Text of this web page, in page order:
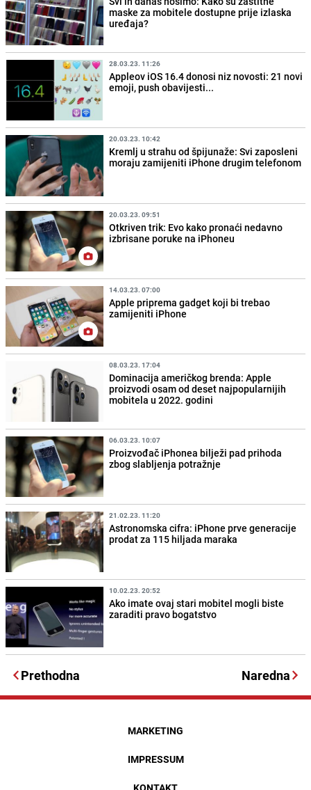
maske za mobitele dostupne prije izlaska
uređaja?
28.03.23. 11:26
Appleov iOS 16.4 donosi niz novosti: 21 novi
emoji, push obavijesti...
20.03.23. 10:42
Kremlj u strahu od špijunaže: Svi zaposleni
moraju zamijeniti iPhone drugim telefonom
20.03.23. 09:51
Otkriven trik: Evo kako pronaći nedavno
izbrisane poruke na iPhoneu
14.03.23. 07:00
Apple priprema gadget koji bi trebao
zamijeniti iPhone
08.03.23. 17:04
Dominacija američkog brenda: Apple
proizvodi osam od deset najpopularnijih
mobitela u 2022. godini
06.03.23. 10:07
Proizvođač iPhonea bilježi pad prihoda
zbog slabljenja potražnje
21.02.23. 11:20
Astronomska cifra: iPhone prve generacije
prodat za 115 hiljada maraka
10.02.23. 20:52
Ako imate ovaj stari mobitel mogli biste
zaraditi pravo bogatstvo
Prethodna Naredna
MARKETING
IMPRESSUM